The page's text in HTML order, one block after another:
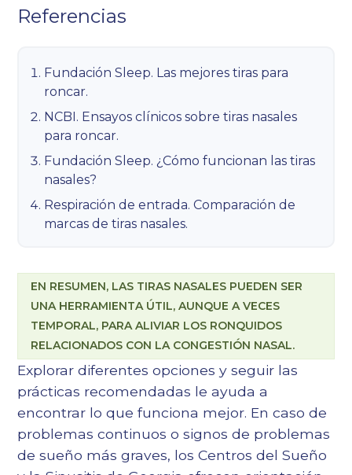
Referencias
Fundación Sleep. Las mejores tiras para
roncar.
NCBI. Ensayos clínicos sobre tiras nasales
para roncar.
Fundación Sleep. ¿Cómo funcionan las tiras
nasales?
Respiración de entrada. Comparación de
marcas de tiras nasales.
EN RESUMEN, LAS TIRAS NASALES PUEDEN SER
UNA HERRAMIENTA ÚTIL, AUNQUE A VECES
TEMPORAL, PARA ALIVIAR LOS RONQUIDOS
RELACIONADOS CON LA CONGESTIÓN NASAL.
Explorar diferentes opciones y seguir las
prácticas recomendadas le ayuda a
encontrar lo que funciona mejor. En caso de
problemas continuos o signos de problemas
de sueño más graves, los Centros del Sueño